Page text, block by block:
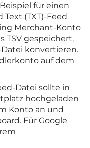
für einen
(TXT)-Feed
Merchant-Konto
TSV gespeichert,
Datei konvertieren.
auf dem
Datei sollte in
hochgeladen
Konto an und
Für Google